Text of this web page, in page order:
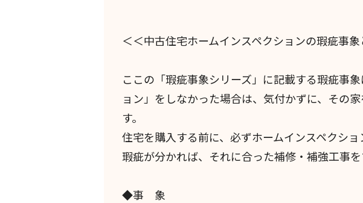
＜＜中古住宅ホームインスペクションの瑕疵事象
ここの「瑕疵事象シリーズ」に記載する瑕疵事
ョン」をしなかった場合は、気付かずに、その
す。
住宅を購入する前に、必ずホームインスペクシ
瑕疵が分かれば、それに合った補修・補強工事を
◆事 象